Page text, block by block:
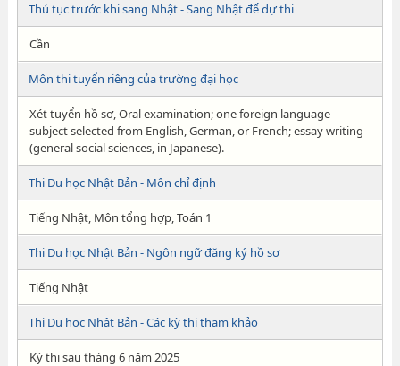
Thủ tục trước khi sang Nhật - Sang Nhật để dự thi
Cần
Môn thi tuyển riêng của trường đại học
Xét tuyển hồ sơ, Oral examination; one foreign language
subject selected from English, German, or French; essay writing
(general social sciences, in Japanese).
Thi Du học Nhật Bản - Môn chỉ định
Tiếng Nhật, Môn tổng hợp, Toán 1
Thi Du học Nhật Bản - Ngôn ngữ đăng ký hồ sơ
Tiếng Nhật
Thi Du học Nhật Bản - Các kỳ thi tham khảo
Kỳ thi sau tháng 6 năm 2025